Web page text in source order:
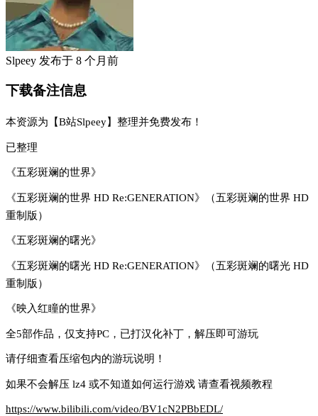
Slpeey 发布于 8 个月前
下载备注信息
本资源为【B站Slpeey】整理并免费发布！
已整理
《五彩斑斓的世界》
《五彩斑斓的世界 HD Re:GENERATION》（五彩斑斓的世界 HD
重制版）
《五彩斑斓的曙光》
《五彩斑斓的曙光 HD Re:GENERATION》（五彩斑斓的曙光 HD
重制版）
《映入红瞳的世界》
全5部作品，仅支持PC，已打汉化补丁，解压即可游玩
请仔细查看压缩包内的游玩说明！
如果不会解压 lz4 或不知道如何运行游戏 请查看视频教程
https://www.bilibili.com/video/BV1cN2PBbEDL/